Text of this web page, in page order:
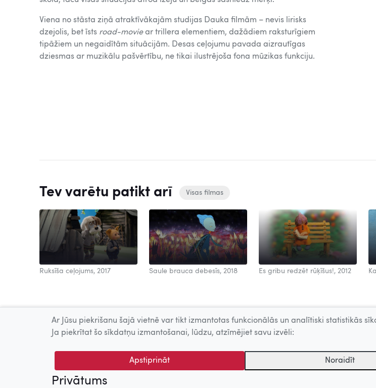
Viena no stāsta ziņā atraktīvākajām studijas Dauka filmām – nevis lirisks
dzejolis, bet īsts road-moviear trillera elementiem, dažādiem raksturīgiem
tipāžiem un negaidītām situācijām. Desas ceļojumu pavada aizrautīgas
dziesmas ar muzikālu pašvērtību, ne tikai ilustrējoša fona mūzikas funkciju.
Tev varētu patikt arī Visas filmas
Ruksīša ceļojums, 2017 Saule brauca debesīs, 2018 Es gribu redzēt rūķīšus!, 2012
© 2026 Nacionālais Kino centrs, Kultūras informācijas sistēmu centrs. Sadarbības partneris: Latvijas
Ar Jūsu piekrišanu šajā vietnē var tikt izmantotas funkcionālās un analītiski statistikās
Ja piekrītat šo sīkdatņu izmantošanai, lūdzu, atzīmējiet savu izvēli:
Apstiprināt Noraidīt
Privātums